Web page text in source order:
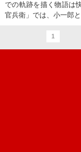
での軌跡を描く物語は
官兵衛」では、小一郎
1